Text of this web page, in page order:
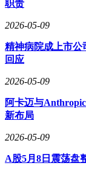
能稳定运行。
智能化配置成为全
系统设计，中控屏
域，新车搭载科大
模型，构建起跨
本地生活服务、用
双动力选择。其中
职责
2026-05-09
精神病院成上市公
回应
2026-05-09
阿卡迈与
新布局
2026-05-09
A股5月8日震荡盘